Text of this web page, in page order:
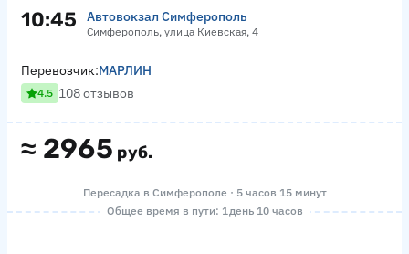
10:45 Автовокзал Симферополь
Симферополь, улица Киевская, 4
≈ 2965 руб.
Перевозчик:МАРЛИН
4.5 108 отзывов
Пересадка в Симферополе · 5 часов 15 минут
Общее время в пути: 1 день 10 часов